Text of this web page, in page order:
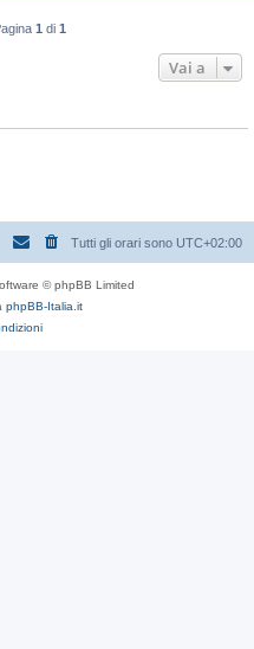
1 di 1
Vai a
Tutti gli orari sono UTC+02:00
© phpBB Limited
phpBB-Italia.it